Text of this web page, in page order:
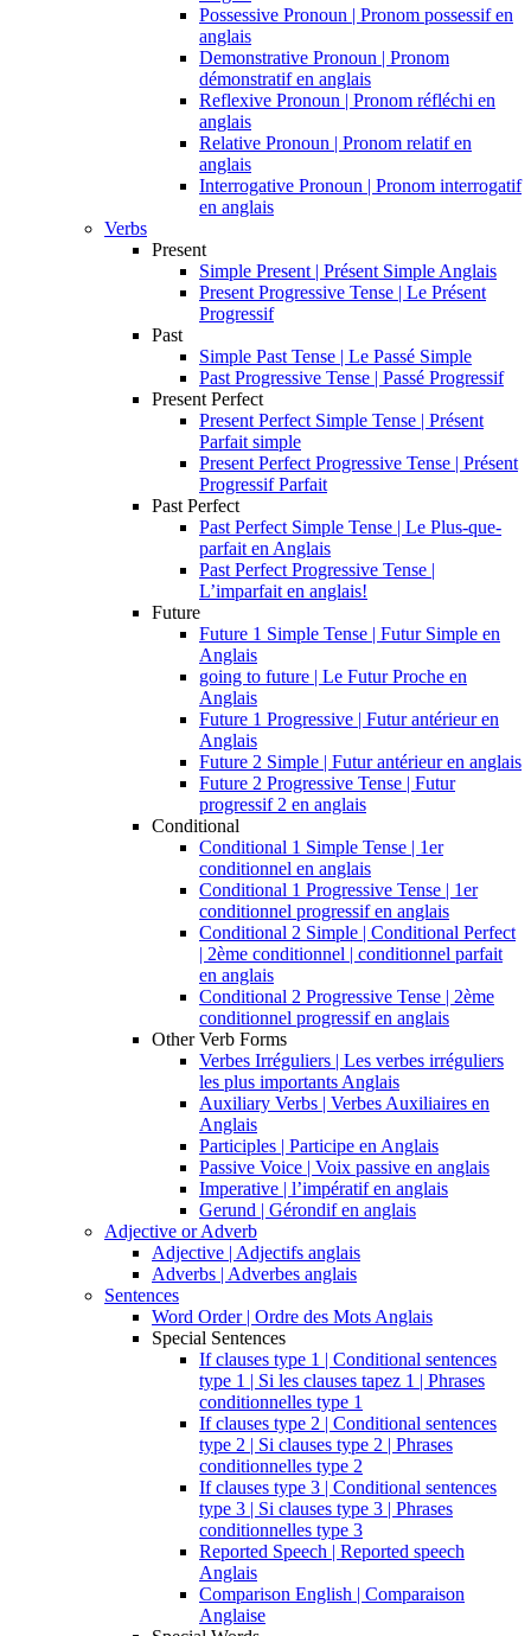
Possessive Pronoun | Pronom possessif en
anglais
Demonstrative Pronoun | Pronom
démonstratif en anglais
Reflexive Pronoun | Pronom réfléchi en
anglais
Relative Pronoun | Pronom relatif en
anglais
Interrogative Pronoun | Pronom interrogatif
en anglais
Verbs
Present
Simple Present | Présent Simple Anglais
Present Progressive Tense | Le Présent
Progressif
Past
Simple Past Tense | Le Passé Simple
Past Progressive Tense | Passé Progressif
Present Perfect
Present Perfect Simple Tense | Présent
Parfait simple
Present Perfect Progressive Tense | Présent
Progressif Parfait
Past Perfect
Past Perfect Simple Tense | Le Plus-que-
parfait en Anglais
Past Perfect Progressive Tense |
L’imparfait en anglais!
Future
Future 1 Simple Tense | Futur Simple en
Anglais
going to future | Le Futur Proche en
Anglais
Future 1 Progressive | Futur antérieur en
Anglais
Future 2 Simple | Futur antérieur en anglais
Future 2 Progressive Tense | Futur
progressif 2 en anglais
Conditional
Conditional 1 Simple Tense | 1er
conditionnel en anglais
Conditional 1 Progressive Tense | 1er
conditionnel progressif en anglais
Conditional 2 Simple | Conditional Perfect
| 2ème conditionnel | conditionnel parfait
en anglais
Conditional 2 Progressive Tense | 2ème
conditionnel progressif en anglais
Other Verb Forms
Verbes Irréguliers | Les verbes irréguliers
les plus importants Anglais
Auxiliary Verbs | Verbes Auxiliaires en
Anglais
Participles | Participe en Anglais
Passive Voice | Voix passive en anglais
Imperative | l’impératif en anglais
Gerund | Gérondif en anglais
Adjective or Adverb
Adjective | Adjectifs anglais
Adverbs | Adverbes anglais
Sentences
Word Order | Ordre des Mots Anglais
Special Sentences
If clauses type 1 | Conditional sentences
type 1 | Si les clauses tapez 1 | Phrases
conditionnelles type 1
If clauses type 2 | Conditional sentences
type 2 | Si clauses type 2 | Phrases
conditionnelles type 2
If clauses type 3 | Conditional sentences
type 3 | Si clauses type 3 | Phrases
conditionnelles type 3
Reported Speech | Reported speech
Anglais
Comparison English | Comparaison
Anglaise